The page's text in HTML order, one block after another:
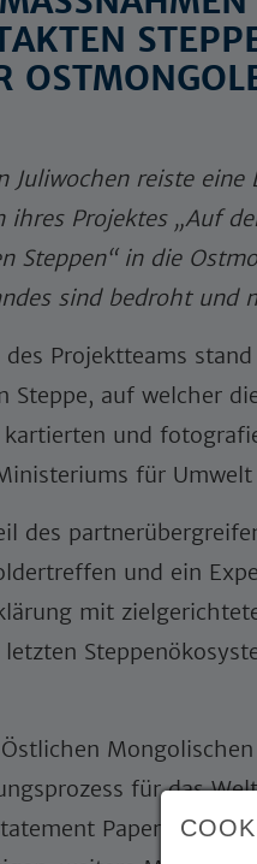
Juliwochen reiste eine
Projektes „Auf
Steppen“ in die
sind bedroht und
Projektteams
Steppe, auf welcher
kartierten und
für
des
und ein
mit
für das
Paper das